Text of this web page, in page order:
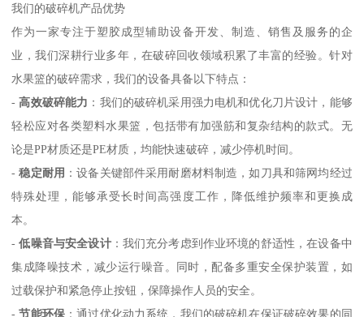
我们的破碎机产品优势
作为一家专注于塑胶成型辅助设备开发、制造、销售及服务的企
业，我们深耕行业多年，在破碎回收领域积累了丰富的经验。针对
水果篮的破碎需求，我们的设备具备以下特点：
-高效破碎能力 ：我们的破碎机采用强力电机和优化刀片设计，能够
轻松应对各类塑料水果篮，包括带有加强筋和复杂结构的款式。无
论是PP材质还是PE材质，均能快速破碎，减少停机时间。
-稳定耐用 ：设备关键部件采用耐磨材料制造，如刀具和筛网均经过
特殊处理，能够承受长时间高强度工作，降低维护频率和更换成
本。
-低噪音与安全设计：我们充分考虑到作业环境的舒适性，在设备中
集成降噪技术，减少运行噪音。同时，配备多重安全保护装置，如
过载保护和紧急停止按钮，保障操作人员的安全。
-节能环保 ：通过优化动力系统，我们的破碎机在保证破碎效果的同